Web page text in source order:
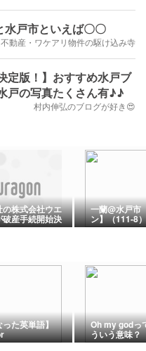
水戸市といえば〇〇
動産・ワケアリ物件の駆け込み寺
定版！】おすすめ水戸ブ
戸の写真たくさん有♪♪
村内伸弘のブログが好き😍
の株式会社ウエ
破産手続開始決
一蘭@水戸市
ン】（111-8）
った英単語】 Oh my godっ
ういう意味？